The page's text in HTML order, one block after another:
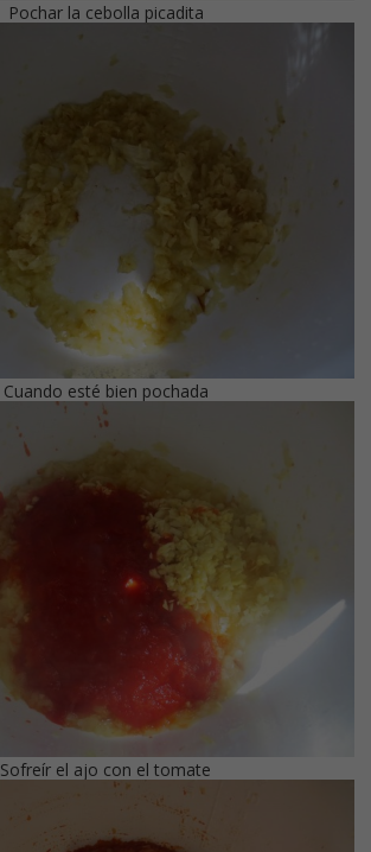
Pochar la cebolla picadita
Cuando esté bien pochada
Sofreír el ajo con el tomate